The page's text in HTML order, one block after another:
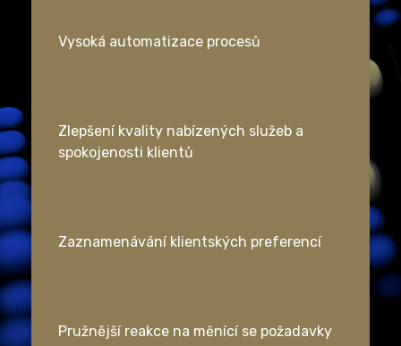
Vysoká automatizace procesů
Zlepšení kvality nabízených služeb a
spokojenosti klientů
Zaznamenávání klientských preferencí
Pružnější reakce na měnící se požadavky